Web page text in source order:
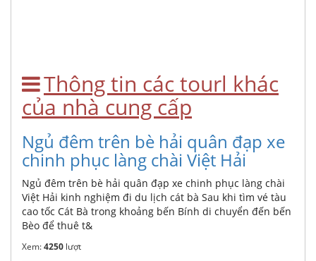
Thông tin các tourl khác
của nhà cung cấp
Ngủ đêm trên bè hải quân đạp xe
chinh phục làng chài Việt Hải
Ngủ đêm trên bè hải quân đạp xe chinh phục làng chài
Việt Hải kinh nghiệm đi du lịch cát bà Sau khi tìm vé tàu
cao tốc Cát Bà trong khoảng bến Bính di chuyển đến bến
Bèo để thuê t&
Xem:4250 lượt